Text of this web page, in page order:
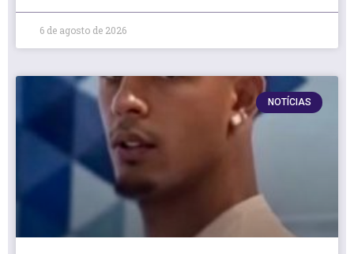
6 de agosto de 2026
NOTÍCIAS